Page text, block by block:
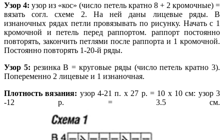
Узор 4: узор из «кос» (число петель кратно 8 + 2 кромочные) =
вязать согл. схеме 2. На ней даны лицевые ряды. В
изнаночных рядах петли провязывать по рисунку. Начать с 1
кромочной и петель перед раппортом. раппорт постоянно
повторять, закончить петлями после раппорта и 1 кромочной.
Постоянно повторять 1-20-й ряды.
Узор 5: резинка В = круговые ряды (число петель кратно 3).
Попеременно 2 лицевые и 1 изнаночная.
Плотность вязания: узор 4-21 п. х 27 р. = 10 х 10 см: узор 3
-12 р. = 3.5 см.